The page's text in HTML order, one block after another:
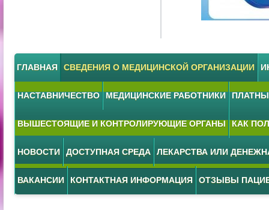
ГЛАВНАЯ СВЕДЕНИЯ О МЕДИЦИНСКОЙ ОРГАНИЗАЦИИ
НАСТАВНИЧЕСТВО МЕДИЦИНСКИЕ РАБОТНИКИ
ВЫШЕСТОЯЩИЕ И КОНТРОЛИРУЮЩИЕ ОРГАНЫ КАК
НОВОСТИ ДОСТУПНАЯ СРЕДА ЛЕКАРСТВА ИЛИ
ВАКАНСИИ КОНТАКТНАЯ ИНФОРМАЦИЯ ОТЗЫВЫ